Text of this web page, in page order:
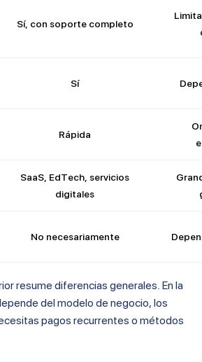
Sí, con soporte completo
Sí
Rápida
SaaS, EdTech, servicios
digitales
No necesariamente
resume diferencias generales. En la
del modelo de negocio, los
pagos recurrentes o métodos